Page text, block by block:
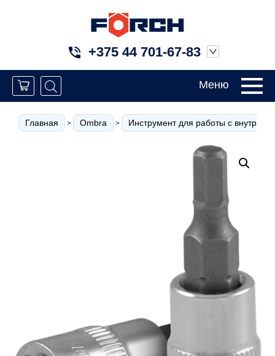
+375 44 701-67-83
Меню
Главная > Ombra > Инструмент для работы с